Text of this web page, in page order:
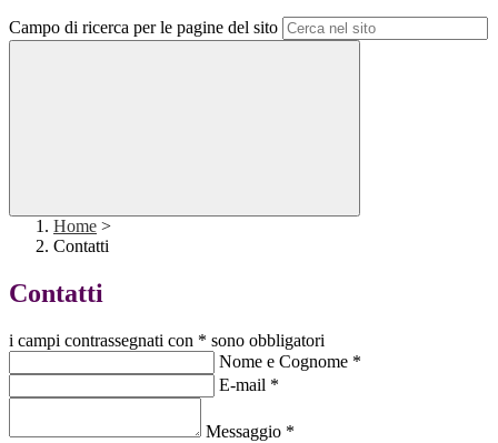
Campo di ricerca per le pagine del sito
Home >
Contatti
Contatti
i campi contrassegnati con * sono obbligatori
Nome e Cognome *
E-mail *
Messaggio *